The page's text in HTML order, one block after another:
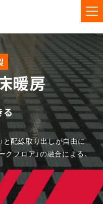
暖房
る
と配線取り出しが自由に
クフロア」の融合による、